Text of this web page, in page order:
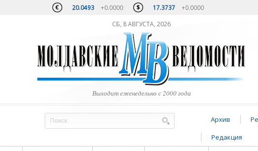
20.0493 +0.0000 17.3737 +0.0000
СБ, 8 АВГУСТА, 2026
Выходит еженедельно с 2000 года
Архив
Редакция